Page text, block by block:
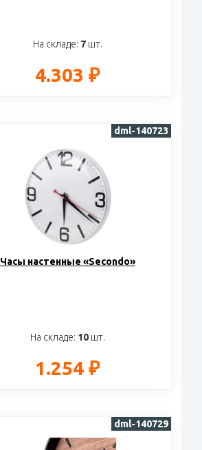
На складе: 7шт.
4.303 ₽
Часы настенные «Secondo»
На складе: 10шт.
1.254 ₽
dml-140723
dml-140729